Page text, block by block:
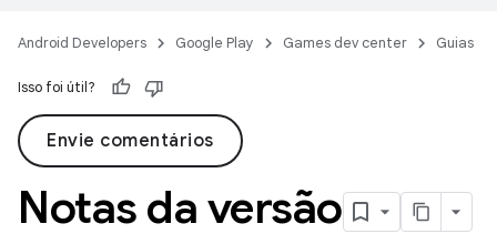
Android Developers Google Play Games dev center Guias
Isso foi útil?
Envie comentários
Notas da versão